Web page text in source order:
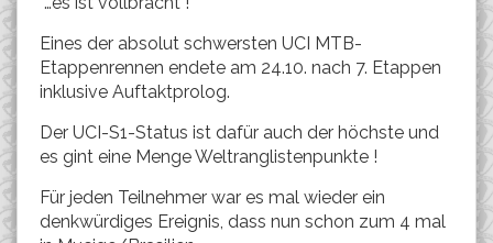
Eines der absolut schwersten UCI MTB-
Etappenrennen endete am 24.10. nach 7. Etappen
inklusive Auftaktprolog.
Der UCI-S1-Status ist dafür auch der höchste und
es gint eine Menge Weltranglistenpunkte !
Für jeden Teilnehmer war es mal wieder ein
denkwürdiges Ereignis, dass nun schon zum 4 mal